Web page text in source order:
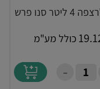
סנו פרש
כולל מע"מ
-